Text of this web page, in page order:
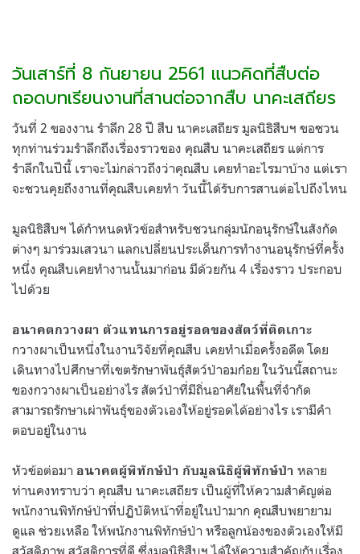
วันเสาร์ที่ 8 กันยายน 2561 แนวคิดที่สืบต่อ
ถอดบทเรียนงานที่สานต่อจากสืบ นาคะเสถียร
วันที่ 2 ของงาน รำลึก 28 ปี สืบ นาคะเสถียร มูลนิธิสืบฯ ขอชวน
ทุกท่านร่วมรำลึกถึงเรื่องราวของ คุณสืบ นาคะเสถียร แต่การ
รำลึกในปีนี้ เราจะไม่กล่าวถึงว่าคุณสืบ เคยทำอะไรมาบ้าง แต่เรา
จะชวนคุยถึงงานที่คุณสืบเคยทำ วันนี้ได้รับการสานต่อไปถึงไหน
มูลนิธิสืบฯ ได้กำหนดหัวข้อสำหรับชวนกลุ่มนักอนุรักษ์ในสังกัด
ต่างๆ มาร่วมเสวนา แลกเปลี่ยนประเด็นการทำงานอนุรักษ์ที่ครั้ง
หนึ่ง คุณสืบเคยทำงานนั้นมาก่อน มีด้วยกัน 4 เรื่องราว ประกอบ
ไปด้วย
อนาคตกวางผา ตัวแทนการอยู่รอดของสัตว์ที่ติดเกาะ
กวางผาเป็นหนึ่งในงานวิจัยที่คุณสืบ เคยทำเมื่อครั้งอดีต โดย
เดินทางไปศึกษาที่เขตรักษาพันธุ์สัตว์ป่าอมก๋อย ในวันนี้สถานะ
ของกวางผาเป็นอย่างไร สัตว์ป่าที่มีถิ่นอาศัยในพื้นที่จำกัด
สามารถรักษาเผ่าพันธุ์ของตัวเองให้อยู่รอดได้อย่างไร เรามีคำ
ตอบอยู่ในงาน
หัวข้อต่อมา อนาคตผู้พิทักษ์ป่า กับมูลนิธิผู้พิทักษ์ป่า หลาย
ท่านคงทราบว่า คุณสืบ นาคะเสถียร เป็นผู้ที่ให้ความสำคัญต่อ
พนักงานพิทักษ์ป่าที่ปฏิบัติหน้าที่อยู่ในป่ามาก คุณสืบพยายาม
ดูแล ช่วยเหลือ ให้พนักงานพิทักษ์ป่า หรือลูกน้องของตัวเองให้มี
สวัสดิภาพ สวัสดิการที่ดี ซึ่งมูลนิธิสืบฯ ได้ให้ความสำคัญกับเรื่อง